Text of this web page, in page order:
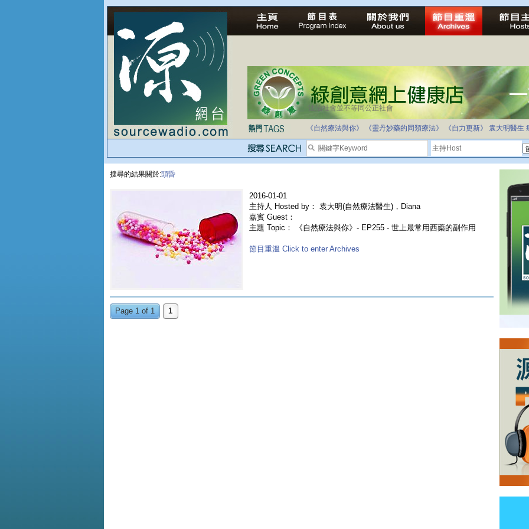
法治社會並不等同公正社會
《自然療法與你》 《靈丹妙藥的同類療法》 《自力更新》 袁大明醫生
搜尋的結果關於:頭昏
2016-01-01
主持人 Hosted by： 袁大明(自然療法醫生)，Diana
嘉賓 Guest：
主題 Topic： 《自然療法與你》- EP255 - 世上最常用西藥的副作用
節目重溫 Click to enter Archives
Page 1 of 1 1